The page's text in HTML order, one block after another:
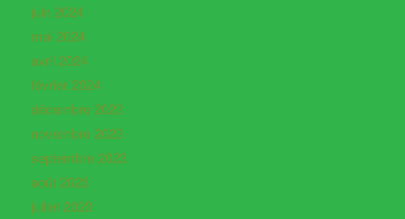
juin 2024
mai 2024
avril 2024
février 2024
décembre 2023
novembre 2023
septembre 2023
août 2023
juillet 2023